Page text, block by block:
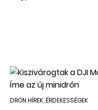
DRÓN HÍREK, ÉRDEKESSÉGEK